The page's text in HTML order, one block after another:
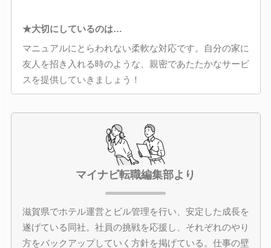
★大切にしているのは…
マニュアルにとらわれない柔軟な対応です。自分の家に
友人を招き入れる時のような、親密であたたかなサービ
スを提供していきましょう！
マイナビ転職編集部より
滋賀県でホテル運営とビル管理を行い、安定した成長を
遂げている同社。社員の挑戦を応援し、それぞれのやり
方をバックアップしていく方針を掲げている。仕事の壁